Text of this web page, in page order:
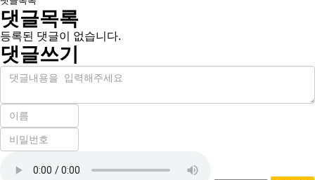
댓글목록
등록된 댓글이 없습니다.
댓글쓰기
내
이
필
수
비
밀